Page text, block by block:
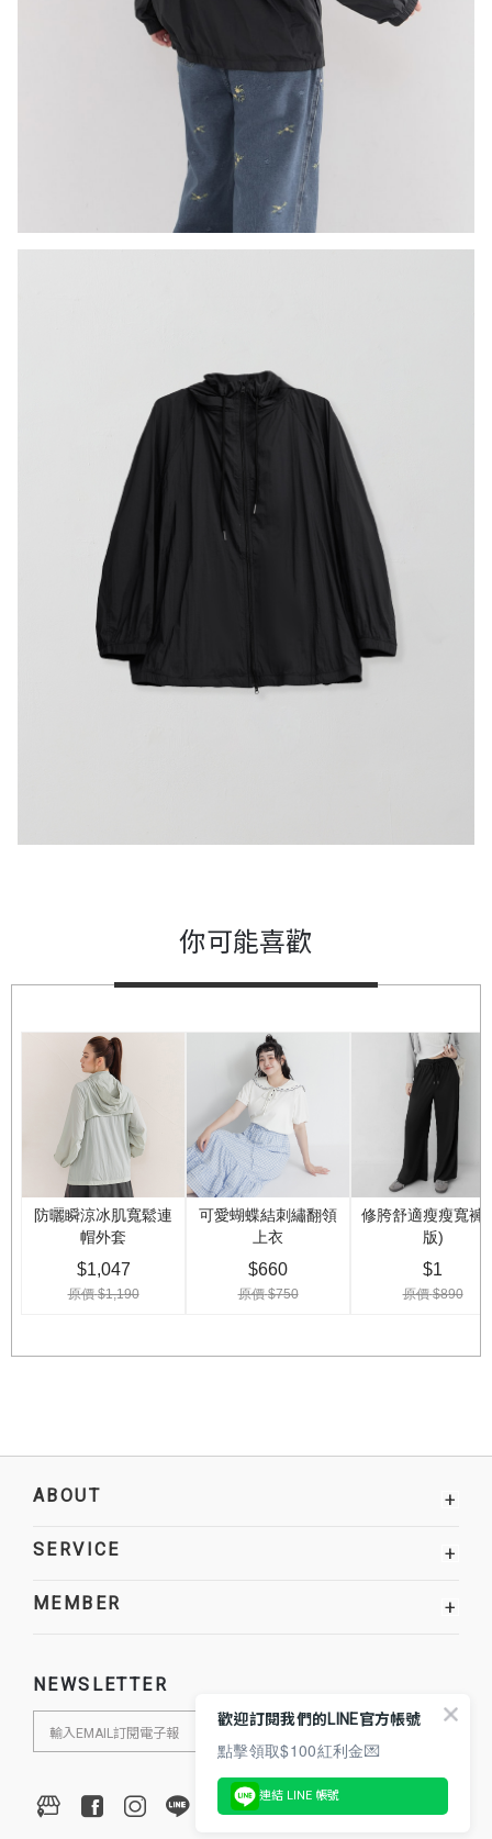
你可能喜歡
ABOUT +
SERVICE +
MEMBER +
NEWSLETTER
歡迎訂閱我們的LINE官方帳號
點擊領取$100紅利金💌
連結 LINE 帳號